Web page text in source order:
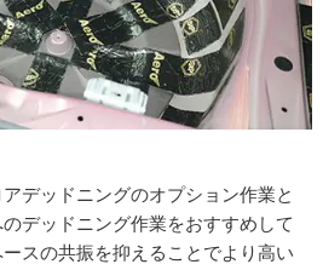
デッドニングのオプション作業と
デッドニング作業をおすすめして
スの共振を抑えることでより高い